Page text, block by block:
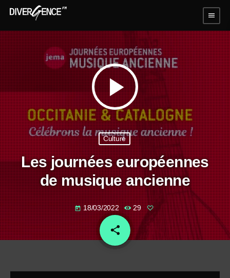
menu
play_arrow
Culture
Les journées européennes
de musique ancienne
today 18/03/2022 29
share
email